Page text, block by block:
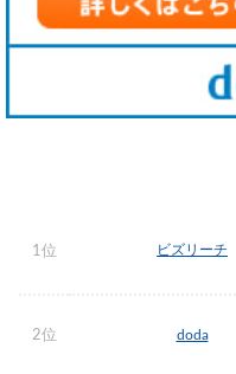
1位 ビズリーチ
2位 doda